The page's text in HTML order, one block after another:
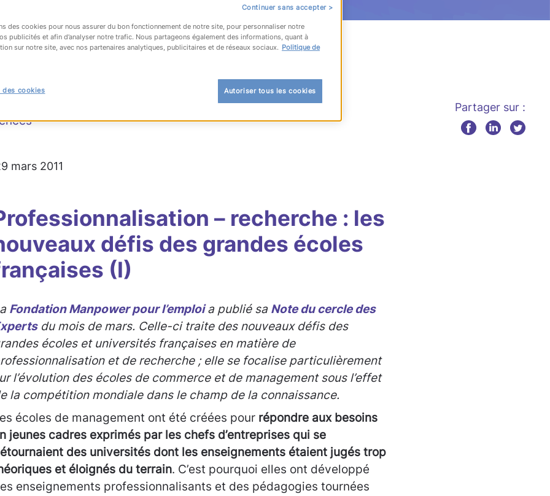
Partager sur :
mars 2011
– recherche : les
défis des grandes écoles
(I)
Fondation Manpower pour l’emploia publié sa Note du cercle des
du mois de mars. Celle-ci traite des nouveaux défis des
écoles et universités françaises en matière de
et de recherche ; elle se focalise particulièrement
l’évolution des écoles de commerce et de management sous l’effet
la compétition mondiale dans le champ de la connaissance.
écoles de management ont été créées pour répondre aux besoins
jeunes cadres exprimés par les chefs d’entreprises qui se
des universités dont les enseignements étaient jugés trop
et éloignés du terrain. C’est pourquoi elles ont développé
enseignements professionnalisants et des pédagogies tournées
Continuer sans accepter >
des cookies pour nous assurer du bon fonctionnement de notre site, pour personnaliser notre
publicités et afin d’analyser notre trafic. Nous partageons également des informations, quant à
sur notre site, avec nos partenaires analytiques, publicitaires et de réseaux sociaux. Politique de
Autoriser tous les cookies
des cookies